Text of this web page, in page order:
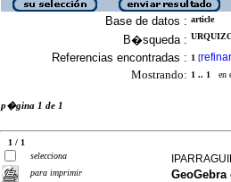
Base de datos : article
B�squeda :
Referencias encontradas : 1 [refinar
Mostrando: 1 .. 1 en
p�gina 1 de 1
1 / 1
selecciona
para imprimir